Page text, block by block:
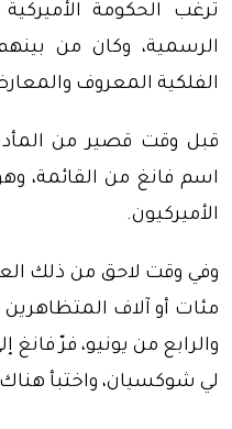
ترغب الحكومة
الرسمية، وكان من
الفلكية المعروف
قبل وقت قصير من
اسم فانغ من القائمة،
الأميركيون.
وفي وقت لاحق من ذلك
مئات أو آلاف المتظاهرين
والرابع من يونيو، فرّ فانغ
لي شوكسيان، واختبأ هناك لمدة